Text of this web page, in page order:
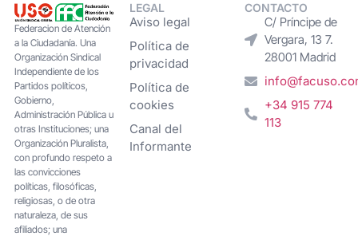
Federacion de Atención
a la Ciudadanía. Una
Organización Sindical
Independiente de los
Partidos políticos,
Gobierno,
Administración Pública u
otras Instituciones; una
Organización Pluralista,
con profundo respeto a
las convicciones
políticas, filosóficas,
religiosas, o de otra
naturaleza, de sus
afiliados; una
LEGAL
Aviso legal
Política de
privacidad
Política de
cookies
Canal del
Informante
CONTACTO
C/ Príncipe de
Vergara, 13 7.
28001 Madrid
+34 915 774
113